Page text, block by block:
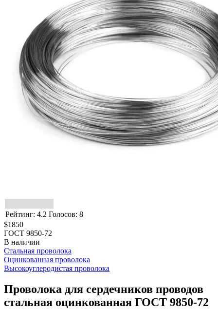
Рейтинг: 4.2 Голосов: 8
$1850
ГОСТ 9850-72
В наличии
Стальная проволока
Оцинкованная проволока
Высокоуглеродистая проволока
Проволока для сердечников проводов
стальная оцинкованная ГОСТ 9850-72